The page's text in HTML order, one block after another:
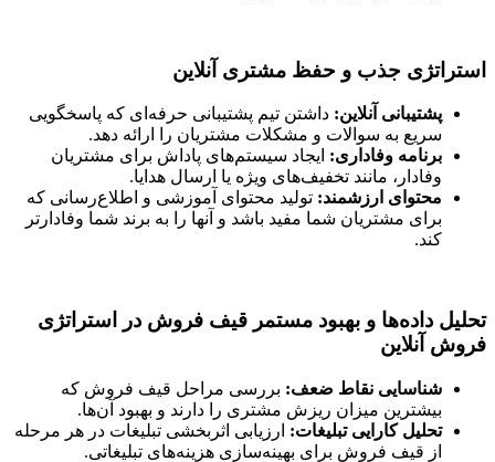
استراتژی جذب و حفظ مشتری آنلاین
پشتیبانی آنلاین: داشتن تیم پشتیبانی حرفه‌ای که پاسخگویی
سریع به سوالات و مشکلات مشتریان را ارائه دهد.
برنامه وفاداری: ایجاد سیستم‌های پاداش برای مشتریان
وفادار، مانند تخفیف‌های ویژه یا ارسال هدایا.
محتوای ارزشمند: تولید محتوای آموزشی و اطلاع‌رسانی که
برای مشتریان شما مفید باشد و آنها را به برند شما وفادارتر
کند.
تحلیل داده‌ها و بهبود مستمر قیف فروش در استراتژی
فروش آنلاین
شناسایی نقاط ضعف: بررسی مراحل قیف فروش که
بیشترین میزان ریزش مشتری را دارند و بهبود آن‌ها.
تحلیل کارایی تبلیغات: ارزیابی اثربخشی تبلیغات در هر مرحله
از قیف فروش برای بهینه‌سازی هزینه‌های تبلیغاتی.